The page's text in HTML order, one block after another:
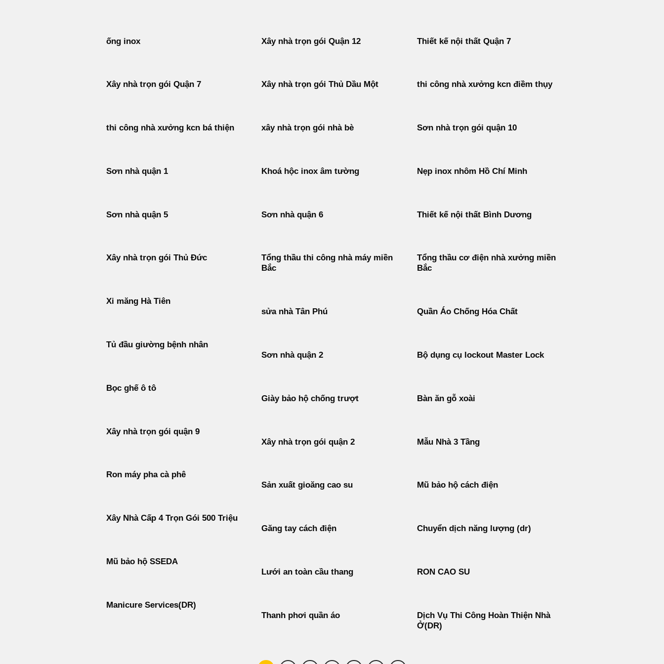
ống inox Xây nhà trọn gói Quận 12 Thiết kế nội thất Quận 7
Xây nhà trọn gói Quận 7 Xây nhà trọn gói Thủ Dầu Một thi công nhà xưởng kcn điềm thụy
thi công nhà xưởng kcn bá thiện xây nhà trọn gói nhà bè Sơn nhà trọn gói quận 10
Sơn nhà quận 1 Khoá hộc inox âm tường Nẹp inox nhôm Hồ Chí Minh
Sơn nhà quận 5 Sơn nhà quận 6 Thiết kế nội thất Bình Dương
Xây nhà trọn gói Thủ Đức
Tổng thầu thi công nhà máy miền
Bắc
Tổng thầu cơ điện nhà xưởng miền
Bắc
Xi măng Hà Tiên
sửa nhà Tân Phú
Quần Áo Chống Hóa Chất
Tủ đầu giường bệnh nhân
Sơn nhà quận 2
Bộ dụng cụ lockout Master Lock
Bọc ghế ô tô
Giày bảo hộ chống trượt
Bàn ăn gỗ xoài
Xây nhà trọn gói quận 9
Xây nhà trọn gói quận 2
Mẫu Nhà 3 Tầng
Ron máy pha cà phê
Sản xuất gioăng cao su
Mũ bảo hộ cách điện
Xây Nhà Cấp 4 Trọn Gói 500 Triệu
Găng tay cách điện
Chuyển dịch năng lượng (dr)
Mũ bảo hộ SSEDA
Lưới an toàn cầu thang
RON CAO SU
Manicure Services(DR)
Thanh phơi quần áo
Dịch Vụ Thi Công Hoàn Thiện Nhà
Ở(DR)